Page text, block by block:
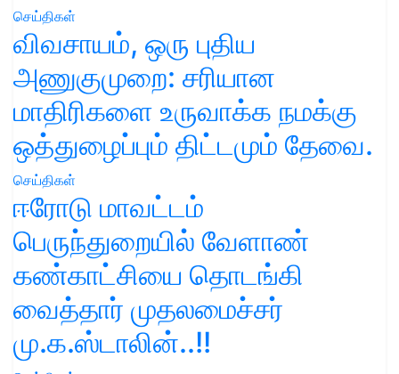
செய்திகள்
விவசாயம், ஒரு புதிய
அணுகுமுறை: சரியான
மாதிரிகளை உருவாக்க நமக்கு
ஒத்துழைப்பும் திட்டமும் தேவை.
செய்திகள்
ஈரோடு மாவட்டம்
பெருந்துறையில் வேளாண்
கண்காட்சியை தொடங்கி
வைத்தார் முதலமைச்சர்
மு.க.ஸ்டாலின்..!!